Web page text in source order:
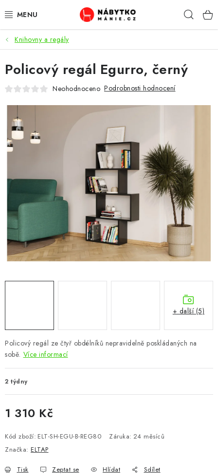
na
OBÝVACÍ POKOJ
KUCHYŇ A JÍDELNA
LOŽNICE
DĚTSKÝ POKOJ
KANCELÁŘ / PRACOVNA
CHOVATELSKÉ POTŘEBY
DOPLŇKY A DEKORACE
VÝPRODEJ
Kontakty
Knihovny a regály
Policový regál ze čtyř obdélníků nepravidelně poskládaných na
sobě. Více informací
2 týdny
1 310 Kč
Kód zboží: ELT-SH-EGU-B-REG80 Záruka: 24 měsíců
Značka: ELTAP
Tisk Zeptat se Hlídat Sdílet
Policový regál Egurro, černý
Neohodnoceno Podrobnosti hodnocení
+ další (5)